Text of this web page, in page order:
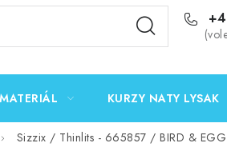
KURZY NATY LYSAK
Sizzix / Thinlits - 665857 / BIRD &